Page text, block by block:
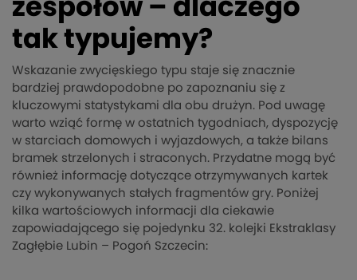
zespołów – dlaczego
tak typujemy?
Wskazanie zwycięskiego typu staje się znacznie
bardziej prawdopodobne po zapoznaniu się z
kluczowymi statystykami dla obu drużyn. Pod uwagę
warto wziąć formę w ostatnich tygodniach, dyspozycję
w starciach domowych i wyjazdowych, a także bilans
bramek strzelonych i straconych. Przydatne mogą być
również informację dotyczące otrzymywanych kartek
czy wykonywanych stałych fragmentów gry. Poniżej
kilka wartościowych informacji dla ciekawie
zapowiadającego się pojedynku 32. kolejki Ekstraklasy
Zagłębie Lubin – Pogoń Szczecin: